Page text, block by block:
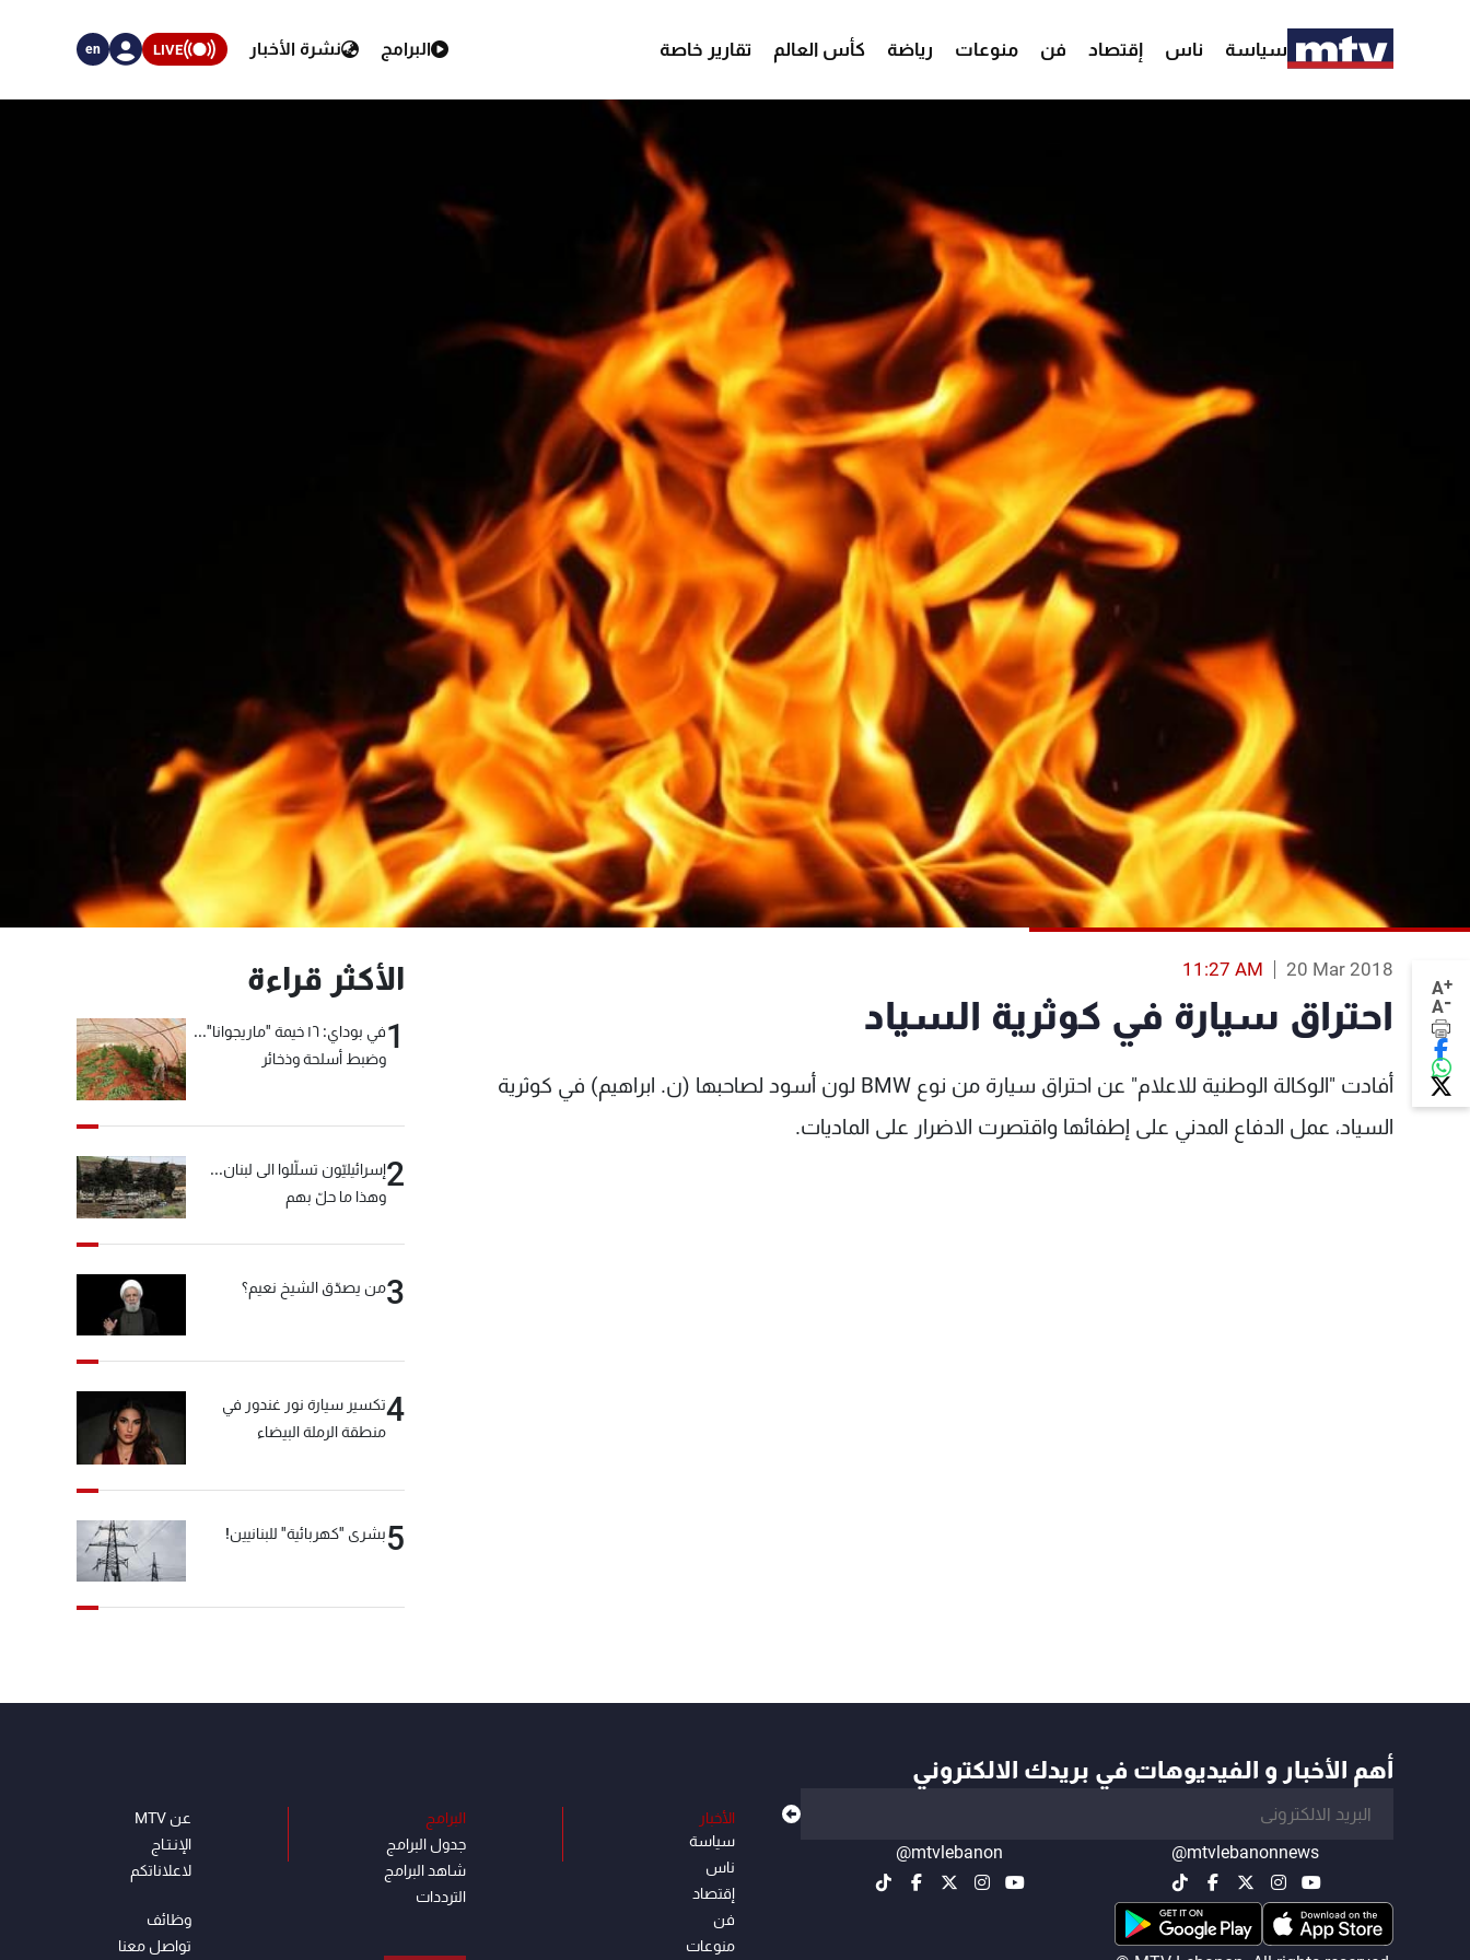
سياسة ناس إقتصاد فن منوعات رياضة كأس العالم تقارير خاصة البرامج نشرة الأخبار LIVE
en
A+
A-
20 Mar 2018
11:27 AM
احتراق سيارة في كوثرية السياد
أفادت "الوكالة الوطنية للاعلام" عن احتراق سيارة من نوع BMW لون أسود لصاحبها (ن. ابراهيم) في كوثرية
السياد، عمل الدفاع المدني على إطفائها واقتصرت الاضرار على الماديات.
الأكثر قراءة
1
في بوداي: ١٦ خيمة "ماريجوانا"...
وضبط أسلحة وذخائر
2إسرائيليّون تسلّلوا الى لبنان...
وهذا ما حلّ بهم
3من يصدّق الشيخ نعيم؟
4تكسير سيارة نور غندور في
منطقة الرملة البيضاء
5بشرى "كهربائية" للبنانيين!
أهم الأخبار و الفيديوهات في بريدك الالكتروني
@mtvlebanonnews
@mtvlebanon
الأخبار
سياسة
ناس
إقتصاد
فن
منوعات
البرامج
جدول البرامج
شاهد البرامج
الترددات
عن MTV
الإنـتـاج
لاعلاناتكم
وظائف
تواصل معنا